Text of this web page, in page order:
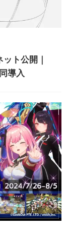
ト公開｜
導入